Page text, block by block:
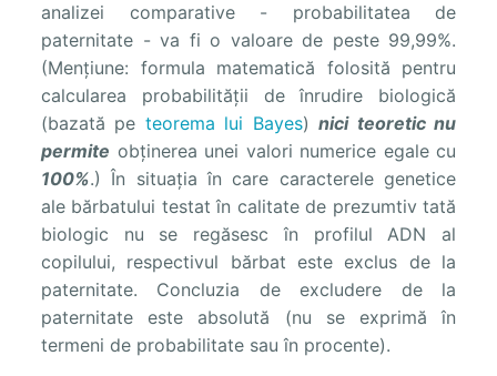
analizei comparative - probabilitatea de
paternitate - va fi o valoare de peste 99,99%.
(Mențiune: formula matematică folosită pentru
calcularea probabilității de înrudire biologică
(bazată pe teorema lui Bayes)nici teoretic nu
permite obținerea unei valori numerice egale cu
100%.) În situația în care caracterele genetice
ale bărbatului testat în calitate de prezumtiv tată
biologic nu se regăsesc în profilul ADN al
copilului, respectivul bărbat este exclus de la
paternitate. Concluzia de excludere de la
paternitate este absolută (nu se exprimă în
termeni de probabilitate sau în procente).